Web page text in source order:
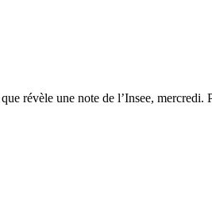
révèle une note de l’Insee, mercredi.